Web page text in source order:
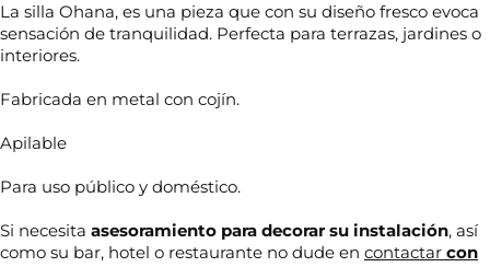
La silla Ohana, es una pieza que con su diseño fresco evoca
sensación de tranquilidad. Perfecta para terrazas, jardines o
interiores.
Fabricada en metal con cojín.
Apilable
Para uso público y doméstico.
Si necesita asesoramiento para decorar su instalación, así
como su bar, hotel o restaurante no dude en contactar con